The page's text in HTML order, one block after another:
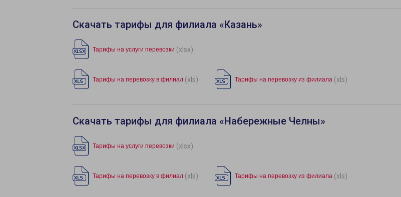
Скачать тарифы для филиала «Казань»
Тарифы на услуги перевозки (xlsx)
Тарифы на перевозку в филиал (xls) Тарифы на перевозку из филиала (xls)
Скачать тарифы для филиала «Набережные Челны»
Тарифы на услуги перевозки (xlsx)
Тарифы на перевозку в филиал (xls) Тарифы на перевозку из филиала (xls)